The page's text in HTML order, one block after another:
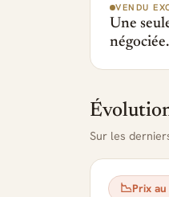
VENDU
Une
négociée.
Sur les
📉Prix